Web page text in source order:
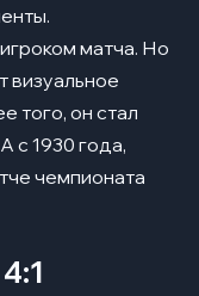
матча. Но
визуальное
того, он стал
1930 года,
чемпионата